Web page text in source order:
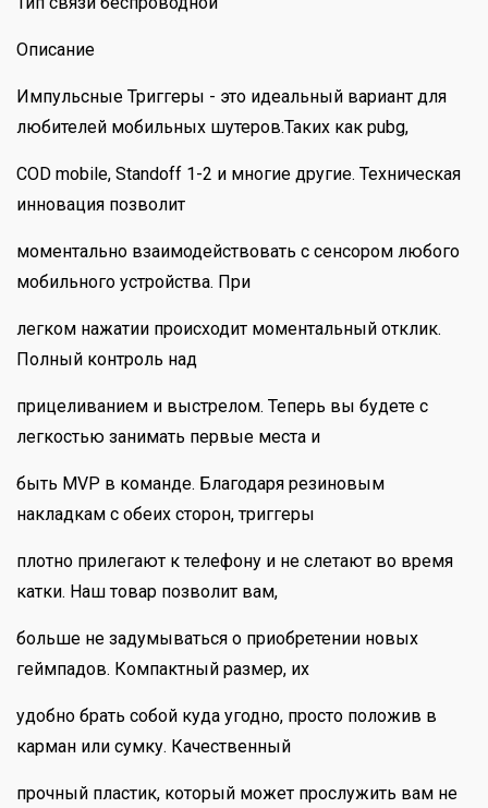
Описание
Импульсные Триггеры - это идеальный вариант для
любителей мобильных шутеров.Таких как pubg,
COD mobile, Standoff 1-2 и многие другие. Техническая
инновация позволит
моментально взаимодействовать с сенсором любого
мобильного устройства. При
легком нажатии происходит моментальный отклик.
Полный контроль над
прицеливанием и выстрелом. Теперь вы будете с
легкостью занимать первые места и
быть MVP в команде. Благодаря резиновым
накладкам с обеих сторон, триггеры
плотно прилегают к телефону и не слетают во время
катки. Наш товар позволит вам,
больше не задумываться о приобретении новых
геймпадов. Компактный размер, их
удобно брать собой куда угодно, просто положив в
карман или сумку. Качественный
прочный пластик, который может прослужить вам не